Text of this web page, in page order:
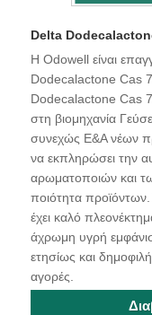
Delta
Η Odowell είναι
Dodecalactone Cas
Dodecalactone Cas
στη βιομηχανία
συνεχώς Ε&Α νέων
να εκπληρώσει την
αρωματοποιών και
ποιότητα
έχει καλό
άχρωμη υγρή
ετησίως και
αγορές.